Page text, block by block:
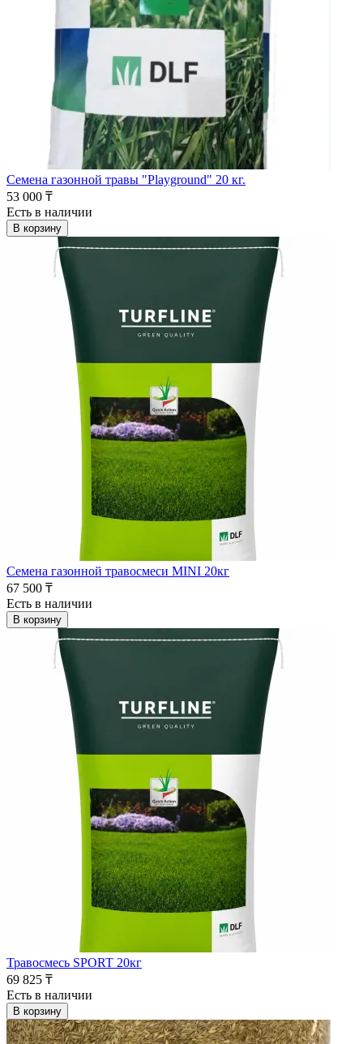
Семена газонной травы "Playground" 20 кг.
53 000 ₸
Есть в наличии
В корзину
Семена газонной травосмеси MINI 20кг
67 500 ₸
Есть в наличии
В корзину
Травосмесь SPORT 20кг
69 825 ₸
Есть в наличии
В корзину